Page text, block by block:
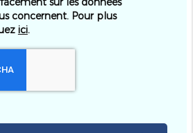
concernent. Pour plus
ici.